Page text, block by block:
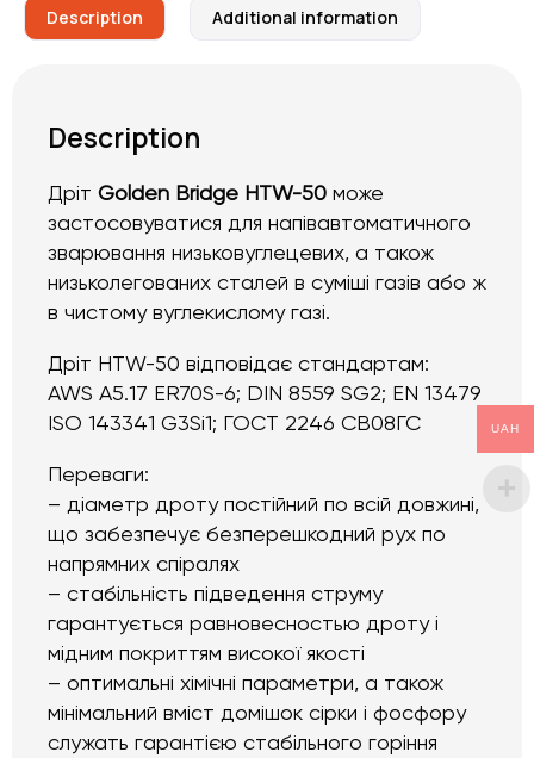
Description Additional information
Description
Дріт Golden Bridge HTW-50 може
застосовуватися для напівавтоматичного
зварювання низьковуглецевих, а також
низьколегованих сталей в суміші газів або ж
в чистому вуглекислому газі.
Дріт HTW-50 відповідає стандартам:
AWS A5.17 ER70S-6; DIN 8559 SG2; EN 13479
ISO 143341 G3Si1; ГОСТ 2246 СВ08ГС
Переваги:
– діаметр дроту постійний по всій довжині,
що забезпечує безперешкодний рух по
напрямних спіралях
– стабільність підведення струму
гарантується равновесностью дроту і
мідним покриттям високої якості
– оптимальні хімічні параметри, а також
мінімальний вміст домішок сірки і фосфору
служать гарантією стабільного горіння
UAH